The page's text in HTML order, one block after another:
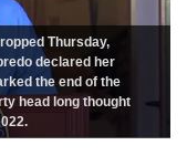
Thursday,
declared her
the end of the
head long thought